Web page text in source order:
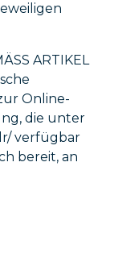
ARTIKEL
Online-
die unter
verfügbar
bereit, an